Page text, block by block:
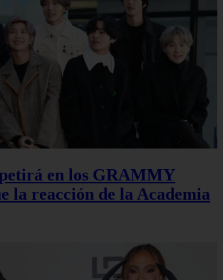
en los GRAMMY
la reacción de la Academia